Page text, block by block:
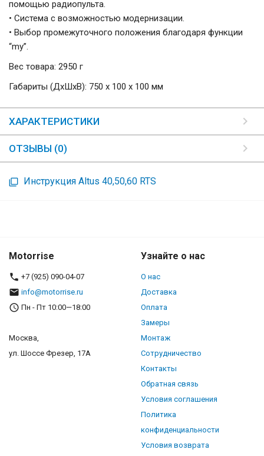
помощью радиопульта.
• Система с возможностью модернизации.
• Выбор промежуточного положения благодаря функции
“my”.
Вес товара: 2950 г
Габариты (ДxШxВ): 750 x 100 x 100 мм
ХАРАКТЕРИСТИКИ
ОТЗЫВЫ (0)
Инструкция Altus 40,50,60 RTS
Motorrise
+7 (925) 090-04-07
info@motorrise.ru
Пн - Пт 10:00—18:00
Москва,
ул. Шоссе Фрезер, 17А
Узнайте о нас
О нас
Доставка
Оплата
Замеры
Монтаж
Сотрудничество
Контакты
Обратная связь
Условия соглашения
Политика
конфиденциальности
Условия возврата